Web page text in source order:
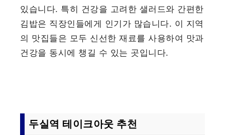
있습니다. 특히 건강을 고려한 샐러드와 간편한
김밥은 직장인들에게 인기가 많습니다. 이 지역
의 맛집들은 모두 신선한 재료를 사용하여 맛과
건강을 동시에 챙길 수 있는 곳입니다.
두실역 테이크아웃 추천